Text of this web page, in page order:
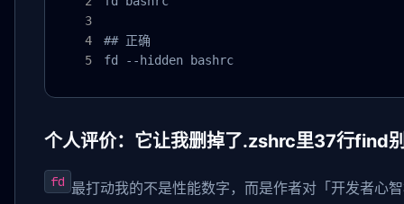
## 正确
fd --hidden bashrc
个人评价：它让我删掉了.zshrc里37行find
fd 最打动我的不是性能数字，而是作者对「开发者心